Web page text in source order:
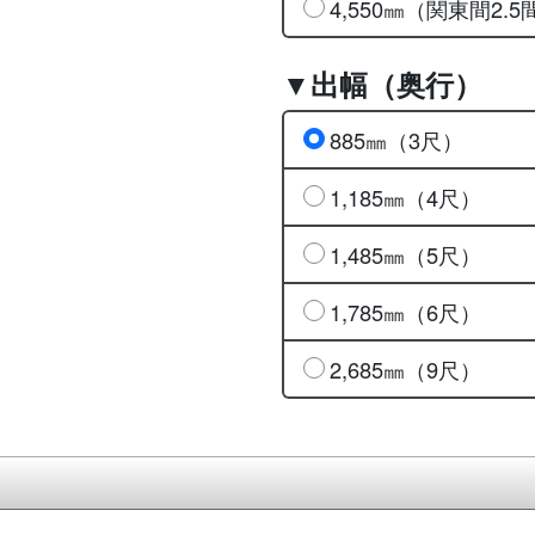
4,550㎜（関東間2.5
▼出幅（奥行）
885㎜（3尺）
1,185㎜（4尺）
1,485㎜（5尺）
1,785㎜（6尺）
2,685㎜（9尺）